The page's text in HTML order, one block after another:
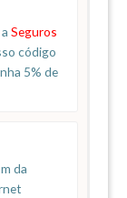
Seguros
código
5% de
da